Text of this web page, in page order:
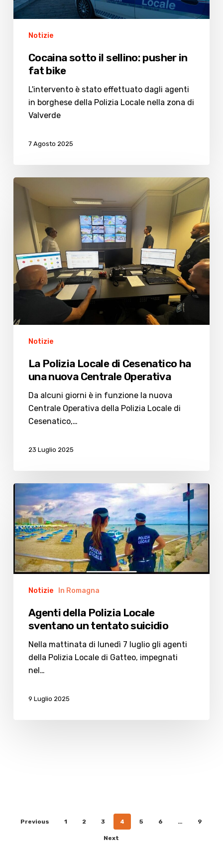
Notizie
Cocaina sotto il sellino: pusher in
fat bike
L'intervento è stato effettuato dagli agenti
in borghese della Polizia Locale nella zona di
Valverde
7 Agosto 2025
La
Locale
Cesenatico
una
nuova
Centrale
Operativa
Notizie
La Polizia Locale di Cesenatico ha
una nuova Centrale Operativa
Da alcuni giorni è in funzione la nuova
Centrale Operativa della Polizia Locale di
Cesenatico,…
23 Luglio 2025
Agenti
Polizia
Locale
sventano
un
tentato
Notizie In Romagna
Agenti della Polizia Locale
sventano un tentato suicidio
Nella mattinata di lunedì 7 luglio gli agenti
della Polizia Locale di Gatteo, impegnati
nel…
9 Luglio 2025
Previous 1 2 3 4 5 6 … 9
Next